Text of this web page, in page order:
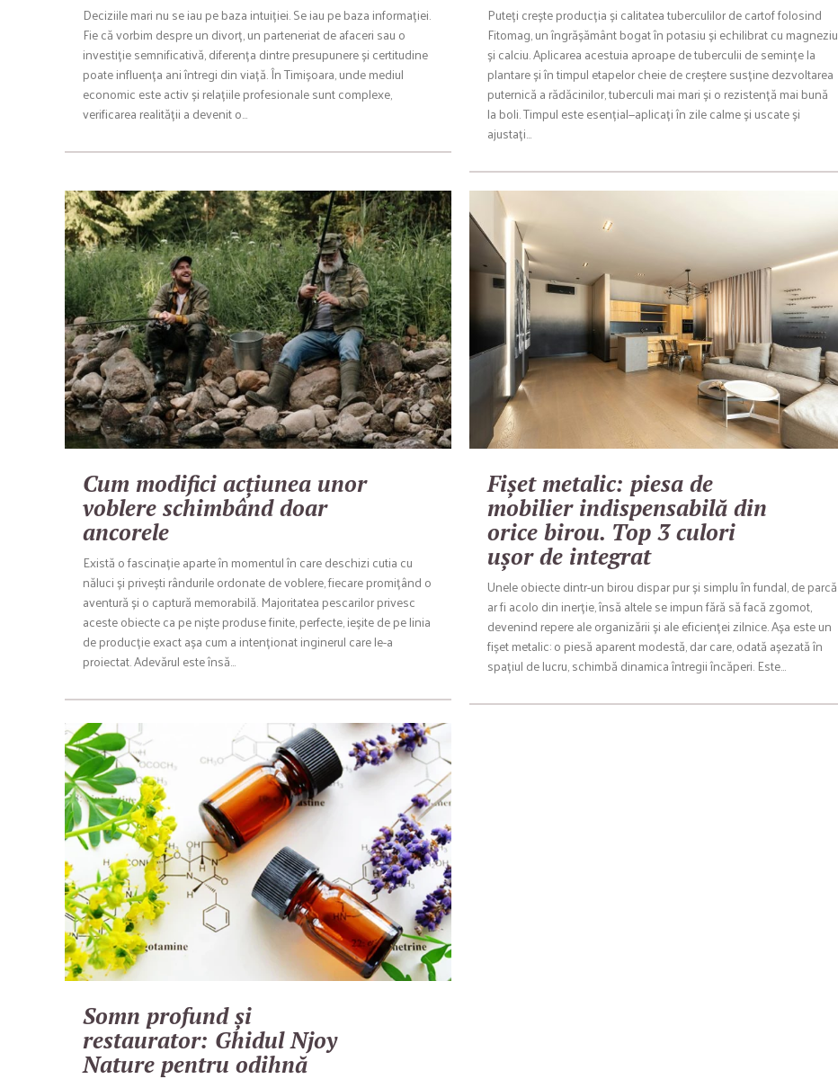
Deciziile mari nu se iau pe baza intuiției. Se iau pe baza informației.
Fie că vorbim despre un divorț, un parteneriat de afaceri sau o
investiție semnificativă, diferența dintre presupunere și certitudine
poate influența ani întregi din viață. În Timișoara, unde mediul
economic este activ și relațiile profesionale sunt complexe,
verificarea realității a devenit o…
Puteți crește producția și calitatea tuberculilor de cartof folosind
Fitomag, un îngrășământ bogat în potasiu și echilibrat cu magneziu
și calciu. Aplicarea acestuia aproape de tuberculii de semințe la
plantare și în timpul etapelor cheie de creștere susține dezvoltarea
puternică a rădăcinilor, tuberculi mai mari și o rezistență mai bună
la boli. Timpul este esențial—aplicați în zile calme și uscate și
ajustați…
Cum modifici acțiunea unor
voblere schimbând doar
ancorele
Există o fascinație aparte în momentul în care deschizi cutia cu
năluci și privești rândurile ordonate de voblere, fiecare promițând o
aventură și o captură memorabilă. Majoritatea pescarilor privesc
aceste obiecte ca pe niște produse finite, perfecte, ieșite de pe linia
de producție exact așa cum a intenționat inginerul care le-a
proiectat. Adevărul este însă…
Fișet metalic: piesa de
mobilier indispensabilă din
orice birou. Top 3 culori
ușor de integrat
Unele obiecte dintr-un birou dispar pur și simplu în fundal, de parcă
ar fi acolo din inerție, însă altele se impun fără să facă zgomot,
devenind repere ale organizării și ale eficienței zilnice. Așa este un
fișet metalic: o piesă aparent modestă, dar care, odată așezată în
spațiul de lucru, schimbă dinamica întregii încăperi. Este…
Somn profund și
restaurator: Ghidul Njoy
Nature pentru odihnă